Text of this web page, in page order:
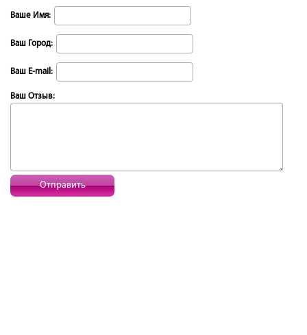
Ваше Имя:
Ваш Город:
Ваш E-mail:
Ваш Отзыв:
Отправить